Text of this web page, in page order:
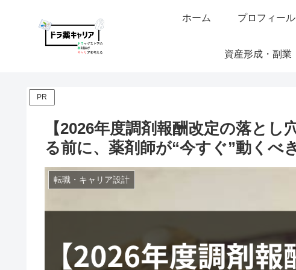
ホーム プロフィール
資産形成・副業
PR
【2026年度調剤報酬改定の落と
る前に、薬剤師が“今すぐ”動くべ
転職・キャリア設計